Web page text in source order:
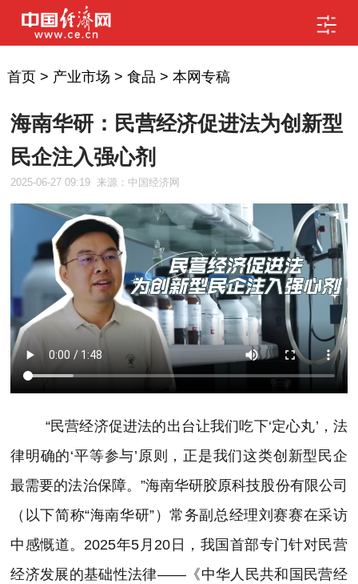
首页> 产业市场 > 食品 > 本网专稿
海南华研：民营经济促进法为创新型
民企注入强心剂
2025-06-27 09:19 来源：中国经济网
“民营经济促进法的出台让我们吃下‘定心丸’，法
律明确的‘平等参与’原则，正是我们这类创新型民企
最需要的法治保障。”海南华研胶原科技股份有限公司
（以下简称“海南华研”）常务副总经理刘赛赛在采访
中感慨道。2025年5月20日，我国首部专门针对民营
经济发展的基础性法律——《中华人民共和国民营经